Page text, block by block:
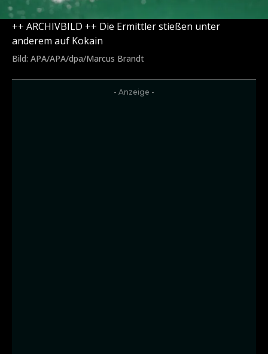
++ ARCHIVBILD ++ Die Ermittler stießen unter
anderem auf Kokain
Bild: APA/APA/dpa/Marcus Brandt
- Anzeige -